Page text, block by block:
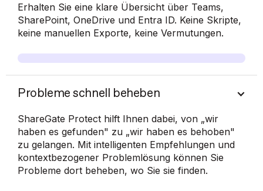
Erhalten Sie eine klare Übersicht über Teams,
SharePoint, OneDrive und Entra ID. Keine Skripte,
keine manuellen Exporte, keine Vermutungen.
Probleme schnell beheben
ShareGate Protect hilft Ihnen dabei, von „wir
haben es gefunden" zu „wir haben es behoben"
zu gelangen. Mit intelligenten Empfehlungen und
kontextbezogener Problemlösung können Sie
Probleme dort beheben, wo Sie sie finden.